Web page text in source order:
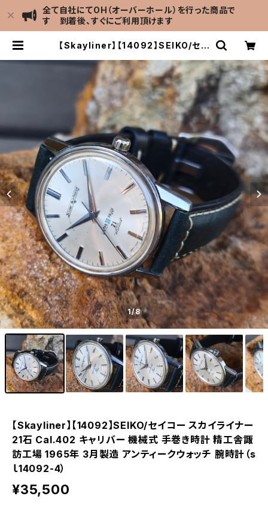
全て自社にてOH（オーバーホール）を行った商品で
す 到着後、すぐにご利用頂けます
【Skayliner】【14092】SEIKO/セイ
キャリバー 機械式 手巻き時計 精工舎
諏訪工場 1965年 3月製造 アンティ
ークウォッチ 腕時計（sｌ14092-4）
| LEVEL7 Antique Watch館
1/8
【Skayliner】【14092】SEIKO/セイコー スカイライナー
21石 Cal.402 キャリバー 機械式 手巻き時計 精工舎諏
訪工場 1965年 3月製造 アンティークウォッチ 腕時計（s
ｌ14092-4）
¥35,500